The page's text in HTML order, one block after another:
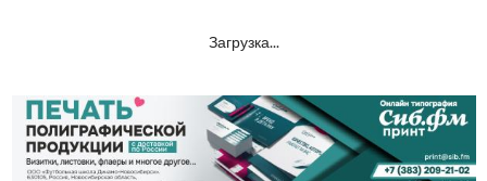
Загрузка...